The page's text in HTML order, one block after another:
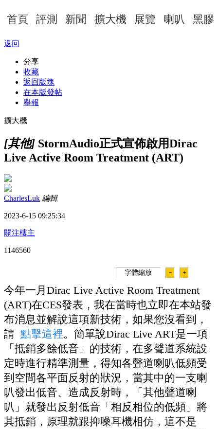
首頁 評測 新聞 擴大機 展覽 喇叭 黑膠
返回
分享
收藏
返回版塊
在本版發帖
舉報
擴大機
[其他] StormAudio正式宣佈啟用Dirac
Live Active Room Treatment (ART)
CharlesLuk 編輯
2023-6-15 09:25:34
關注樓主
1146560
字體縮放 － ＋
今年一月Dirac Live Active Room Treatment
(ART)在CES發表，我在當時也立即在本站發
布消息並解說這項新技術，如果您沒看到，
請 點擊這裡。簡單說Dirac Live ART是一項
「抵銷多餘低音」的技術，在多聲道系統設
定時進行精準測量，得知各聲道喇叭低頻受
到空間各平面反射的狀況，當其中的一支喇
叭發出低音、造成反射時，「其他聲道喇
叭」就發出反射低音「相反相位的低頻」將
其抵銷，原理就跟抑噪耳機相仿，這不是